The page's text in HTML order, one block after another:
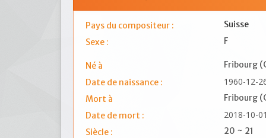
Pays du compositeur :
Suisse
Sexe :
F
Né à
Fribourg
Date de naissance :
1960-12-
Mort à
Fribourg
Date de mort :
2018-10-01
Siècle : 20 ~ 21